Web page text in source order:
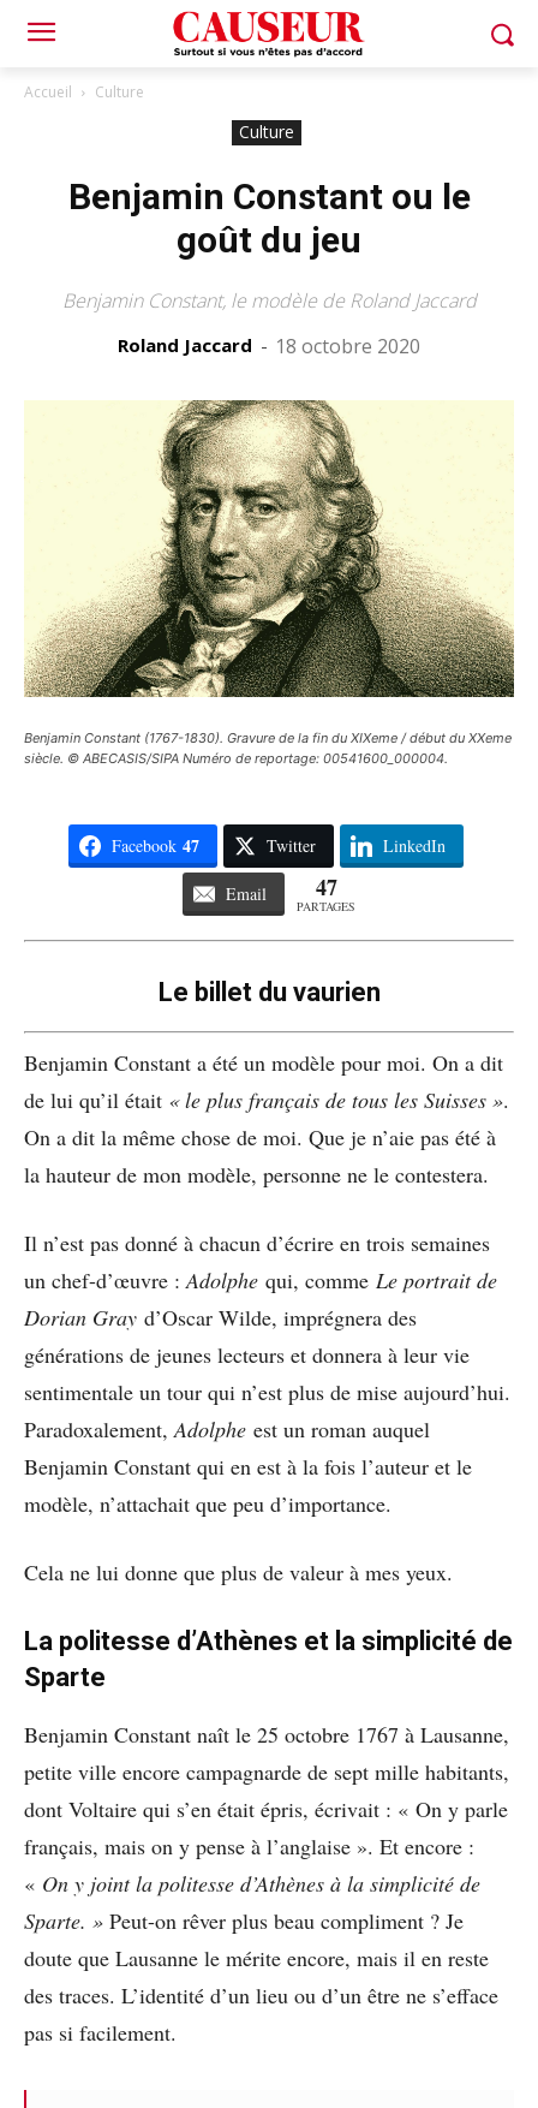
Accueil Culture
Culture
Benjamin Constant ou le
goût du jeu
Benjamin Constant, le modèle de Roland Jaccard
Roland Jaccard - 18 octobre 2020
Benjamin Constant (1767-1830). Gravure de la fin du XIXeme / début du XXeme
siècle. © ABECASIS/SIPA Numéro de reportage: 00541600_000004.
Facebook 47 Twitter LinkedIn
Email 47
PARTAGES
Le billet du vaurien
Benjamin Constant a été un modèle pour moi. On a dit
de lui qu’il était « le plus français de tous les Suisses ».
On a dit la même chose de moi. Que je n’aie pas été à
la hauteur de mon modèle, personne ne le contestera.
Il n’est pas donné à chacun d’écrire en trois semaines
un chef-d’œuvre :Adolphe qui, comme Le portrait de
Dorian Gray d’Oscar Wilde, imprégnera des
générations de jeunes lecteurs et donnera à leur vie
sentimentale un tour qui n’est plus de mise aujourd’hui.
Paradoxalement,Adolphe est un roman auquel
Benjamin Constant qui en est à la fois l’auteur et le
modèle, n’attachait que peu d’importance.
Cela ne lui donne que plus de valeur à mes yeux.
La politesse d’Athènes et la simplicité de
Sparte
Benjamin Constant naît le 25 octobre 1767 à Lausanne,
petite ville encore campagnarde de sept mille habitants,
dont Voltaire qui s’en était épris, écrivait : « On y parle
français, mais on y pense à l’anglaise ». Et encore :
« On y joint la politesse d’Athènes à la simplicité de
Sparte. » Peut-on rêver plus beau compliment ? Je
doute que Lausanne le mérite encore, mais il en reste
des traces. L’identité d’un lieu ou d’un être ne s’efface
pas si facilement.